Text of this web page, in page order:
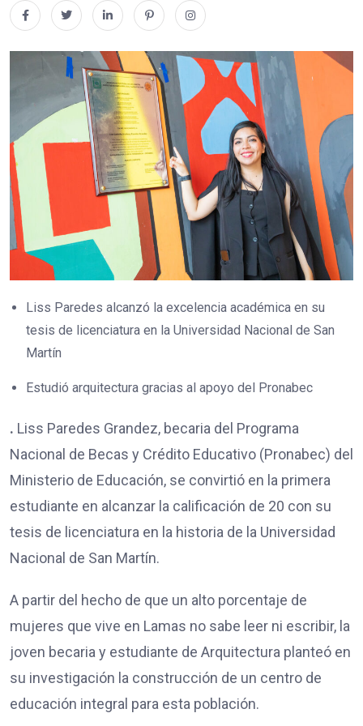
Liss Paredes alcanzó la excelencia académica en su
tesis de licenciatura en la Universidad Nacional de San
Martín
Estudió arquitectura gracias al apoyo del Pronabec
. Liss Paredes Grandez, becaria del Programa
Nacional de Becas y Crédito Educativo (Pronabec) del
Ministerio de Educación, se convirtió en la primera
estudiante en alcanzar la calificación de 20 con su
tesis de licenciatura en la historia de la Universidad
Nacional de San Martín.
A partir del hecho de que un alto porcentaje de
mujeres que vive en Lamas no sabe leer ni escribir, la
joven becaria y estudiante de Arquitectura planteó en
su investigación la construcción de un centro de
educación integral para esta población.